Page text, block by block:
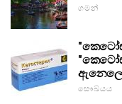
ගමන්
සෞඛ්යය